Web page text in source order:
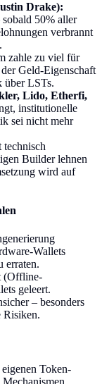
Drake):
sobald 50% aller
verbrannt
zahle zu viel für
Geld-Eigenschaft
über LSTs.
Lido, Etherfi,
institutionelle
sei nicht mehr
technisch
Builder lehnen
wird auf
Wallets
erraten.
(Offline-
geleert.
– besonders
Risiken.
Token-